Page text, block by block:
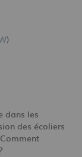
)
dans les
des écoliers